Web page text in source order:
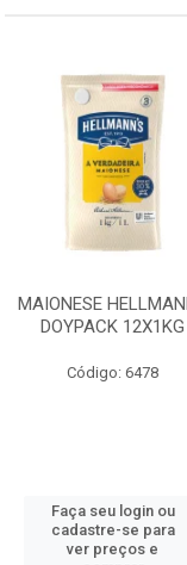
MAIONESE
DOYPACK 12X1KG
Código: 6478
Faça seu login ou
cadastre-se para
ver preços e